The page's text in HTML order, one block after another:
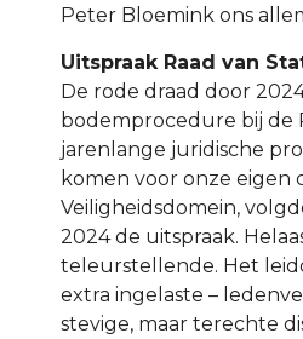
Peter Bloemink ons
Uitspraak Raad van
De rode draad door
bodemprocedure bij de
jarenlange juridische
komen voor onze eigen
Veiligheidsdomein,
2024 de uitspraak.
teleurstellende. Het
extra ingelaste –
stevige, maar terechte